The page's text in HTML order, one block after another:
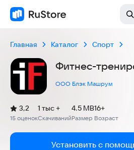
Главная Каталог Спорт
Фитнес-
ООО Блэк Машрум
Рейтинг:
3,2
(
15 оценок
)
Скачиваний
1 тыс +
Размер
4.5 MB
Возраст
16+
Установить с